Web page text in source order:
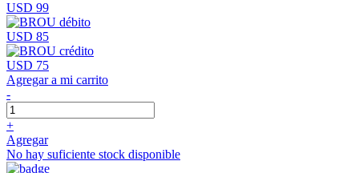
USD 99
USD 85
USD 75
Agregar a mi carrito
-
+
Agregar
No hay suficiente stock disponible